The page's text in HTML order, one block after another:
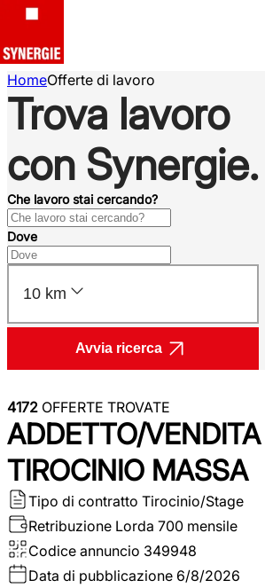
HomeOfferte di lavoro
Trova lavoro
con Synergie.
Che lavoro stai cercando?
Dove
10 km
Avvia ricerca
4172 OFFERTE TROVATE
ADDETTO/
TIROCINIO MASSA
Tipo di contratto Tirocinio/Stage
Retribuzione Lorda 700 mensile
Codice annuncio 349948
Data di pubblicazione 6/8/2026